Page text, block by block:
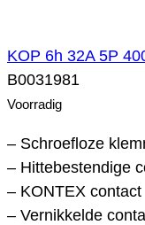
KOP 6h 32A 5P
B0031981
Voorradig
– Schroefloze
– Hittebestendige
– KONTEX contact
– Vernikkelde